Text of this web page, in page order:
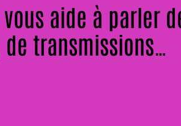
aide à parler
transmissions…